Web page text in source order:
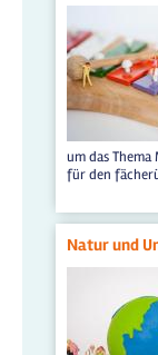
um das
für den
Natur und